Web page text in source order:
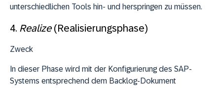
unterschiedlichen Tools hin- und herspringen zu müssen.
4. Realize(Realisierungsphase)
Zweck
In dieser Phase wird mit der Konfigurierung des SAP-
Systems entsprechend dem Backlog-Dokument